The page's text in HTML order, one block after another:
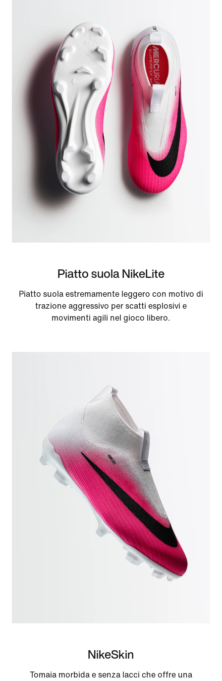
Piatto suola NikeLite
Piatto suola estremamente leggero con motivo di
trazione aggressivo per scatti esplosivi e
movimenti agili nel gioco libero.
NikeSkin
Tomaia morbida e senza lacci che offre una